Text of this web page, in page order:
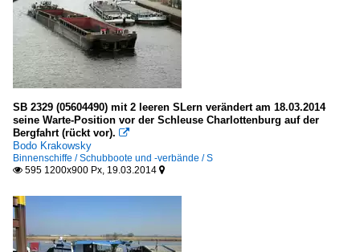
SB 2329 (05604490) mit 2 leeren SLern verändert am 18.03.2014
seine Warte-Position vor der Schleuse Charlottenburg auf der
Bergfahrt (rückt vor). 
Bodo Krakowsky
Binnenschiffe / Schubboote und -verbände / S
 595 1200x900 Px, 19.03.2014 